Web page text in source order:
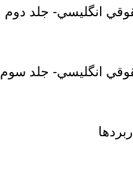
انگليسي- جلد دوم
انگليسي- جلد سوم